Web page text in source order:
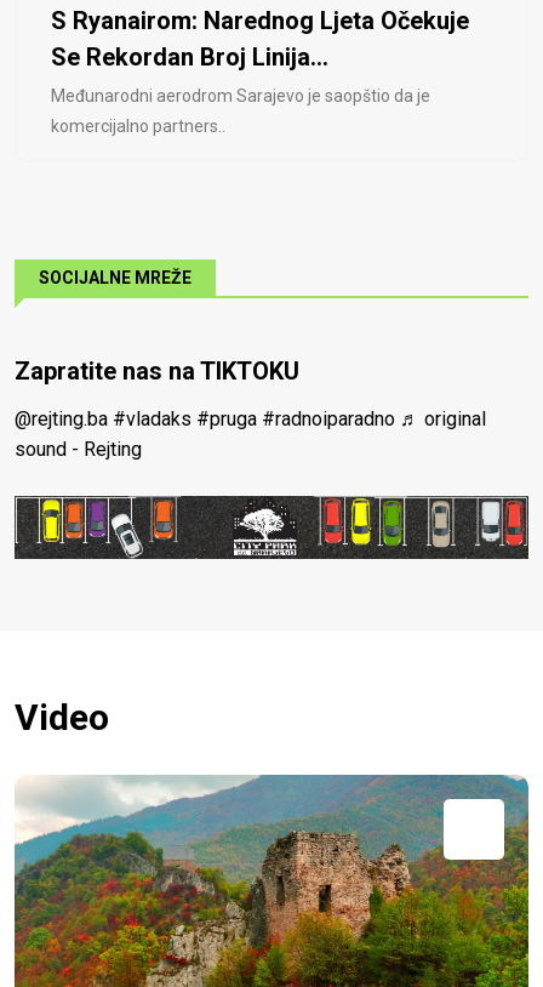
S Ryanairom: Narednog Ljeta Očekuje
Se Rekordan Broj Linija...
Međunarodni aerodrom Sarajevo je saopštio da je
komercijalno partners..
SOCIJALNE MREŽE
Zapratite nas na TIKTOKU
@rejting.ba #vladaks #pruga #radnoiparadno ♬ original
sound - Rejting
Video